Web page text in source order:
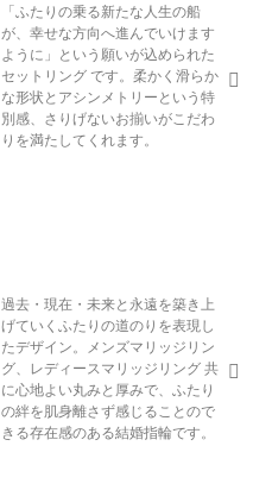
「ふたりの乗る新たな人生の船
が、幸せな方向へ進んでいけます
ように」という願いが込められた
セットリング です。柔かく滑らか
な形状とアシンメトリーという特
別感、さりげないお揃いがこだわ
りを満たしてくれます。
過去・現在・未来と永遠を築き上
げていくふたりの道のりを表現し
たデザイン。メンズマリッジリン
グ、レディースマリッジリング 共
に心地よい丸みと厚みで、ふたり
の絆を肌身離さず感じることので
きる存在感のある結婚指輪です。